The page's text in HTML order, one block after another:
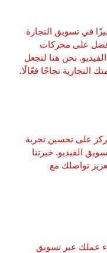
في تسويق التجارة
أفضل على محركات
نحن هنا لتجعل
التجارية نجاحًا فعّالًا.
على تحسين تجربة
الفيديو. خبرتنا
تواصلك مع
عملك عبر تسويق